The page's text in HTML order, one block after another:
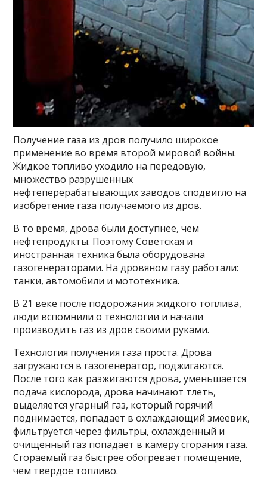
Получение газа из дров получило широкое
применение во время второй мировой войны.
Жидкое топливо уходило на передовую,
множество разрушенных
нефтеперерабатывающих заводов сподвигло на
изобретение газа получаемого из дров.
В то время, дрова были доступнее, чем
нефтепродукты. Поэтому Советская и
иностранная техника была оборудована
газогенераторами. На дровяном газу работали:
танки, автомобили и мототехника.
В 21 веке после подорожания жидкого топлива,
люди вспомнили о технологии и начали
производить газ из дров своими руками.
Технология получения газа проста. Дрова
загружаются в газогенератор, поджигаются.
После того как разжигаются дрова, уменьшается
подача кислорода, дрова начинают тлеть,
выделяется угарный газ, который горячий
поднимается, попадает в охлаждающий змеевик,
фильтруется через фильтры, охлажденный и
очищенный газ попадает в камеру сгорания газа.
Сгораемый газ быстрее обогревает помещение,
чем твердое топливо.